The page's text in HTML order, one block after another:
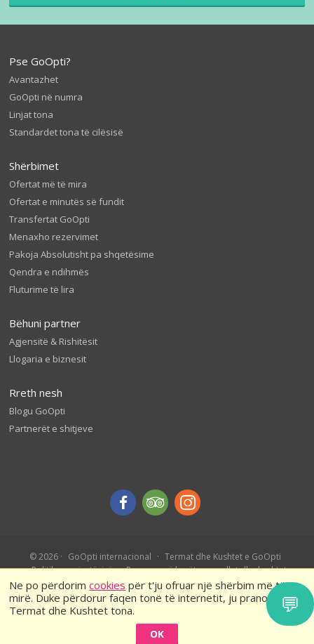
Ne po përdorimcookies për t'ju ofruar një shërbim më të
mirë. Duke përdorur faqen tonë të internetit, ju pranoni
Termat dhe Kushtet tona.
OK
Pse GoOpti?
Avantazhet
GoOpti në numra
Linjat tona
Standardet tona të cilësisë
Shërbimet
Ofertat më të mira
Ofertat e minutës së fundit
Transfertat GoOpti
Menaxho rezervimet
Pakoja Absolutisht pa shqetësime
Qendra e ndihmës
Fluturime të lira
Bëhuni partner
Agjensitë & Rishitësit
Llogaria e biznesit
Rreth nesh
Blogu GoOpti
Partnerët e shitjeve
© 2026 GoOpti internacional
Termat dhe Kushtet e GoOpti
Politika e privatësisë
Rezervo më herët – rregullat dhe kushtet
💬